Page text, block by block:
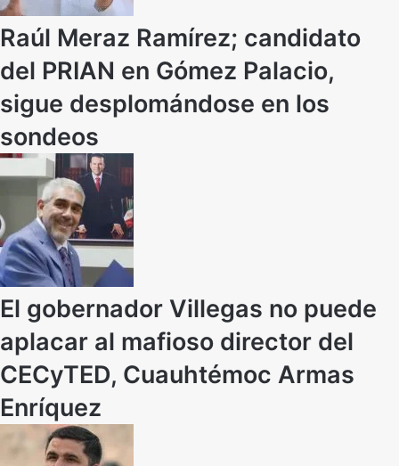
Raúl Meraz Ramírez; candidato
del PRIAN en Gómez Palacio,
sigue desplomándose en los
sondeos
El gobernador Villegas no puede
aplacar al mafioso director del
CECyTED, Cuauhtémoc Armas
Enríquez